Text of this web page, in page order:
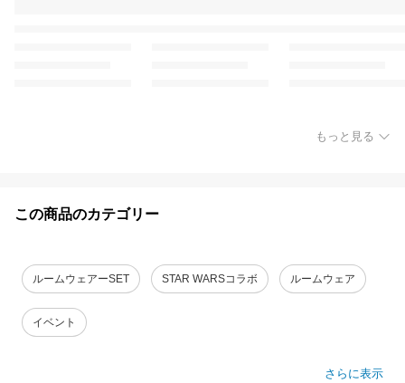
もっと見る
この商品のカテゴリー
ルームウェアーSET STAR WARSコラボ ルームウェア
イベント
さらに表示